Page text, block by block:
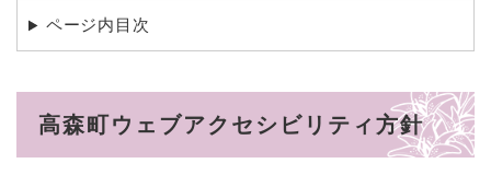
ページ内目次
高森町ウェブアクセシビリティ方針